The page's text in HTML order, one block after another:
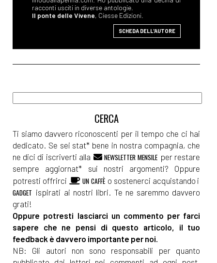
racconti usciti in diverse antologie.
Il ponte delle Vivene, Ciesse Edizioni.
SCHEDA DELL'AUTORE
Ti siamo davvero riconoscenti per il tempo che ci hai
dedicato. Se sei stat* bene in nostra compagnia, che
ne dici di iscriverti alla
NEWSLETTER MENSILE per restare
sempre aggiornat* sui nostri argomenti? Oppure
potresti offrirci
UN CAFFÈ o sostenerci acquistando i
GADGET ispirati ai nostri libri. Te ne saremmo davvero
grati!
Oppure potresti lasciarci un commento per farci
sapere che ne pensi di questo articolo, il tuo
feedback è davvero importante per noi.
NB: Gli autori non sono responsabili per quanto